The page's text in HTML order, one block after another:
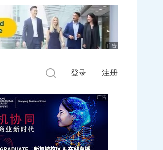
广告
登录 注册
广告